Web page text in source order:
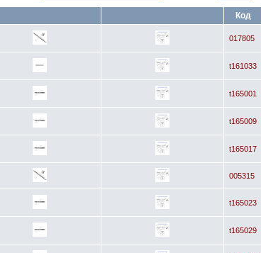
Код
017805
t161033
t165001
t165009
t165017
005315
t165023
t165029